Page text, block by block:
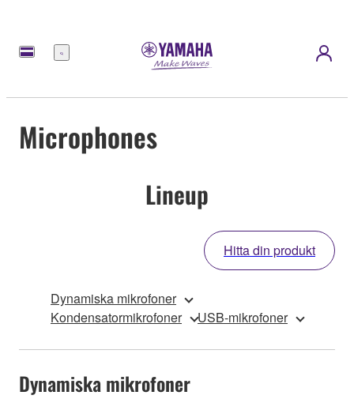
meny
Microphones
Lineup
Hitta din produkt
Dynamiska mikrofoner
Kondensatormikrofoner
USB-mikrofoner
Dynamiska mikrofoner